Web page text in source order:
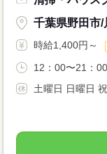
千葉県野田市/
時給1,400円～
12：00〜21：
土曜日 日曜日